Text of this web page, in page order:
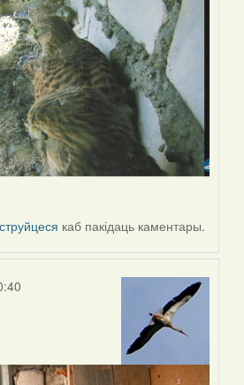
каб пакідаць каментары.